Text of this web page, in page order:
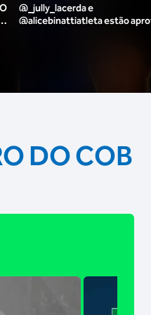
@_jully_lacerda​ e
@alicebinattiatleta​ estão
DO COB